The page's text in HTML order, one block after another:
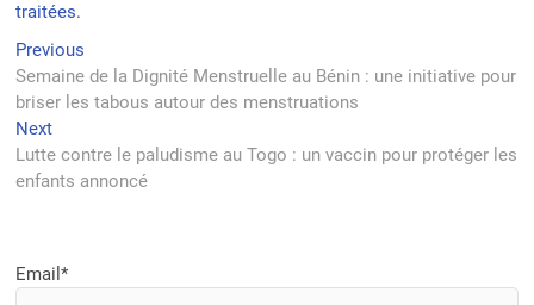
traitées.
Navigation
de
l’article
Previous
post:
Semaine de la Dignité Menstruelle au Bénin : une initiative pour
briser les tabous autour des menstruations
NextNext
post:
Lutte contre le paludisme au Togo : un vaccin pour protéger les
enfants annoncé
Email*